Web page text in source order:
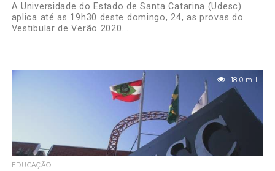
A Universidade do Estado de Santa Catarina (Udesc)
aplica até as 19h30 deste domingo, 24, as provas do
Vestibular de Verão 2020...
18.0 mil
EDUCAÇÃO